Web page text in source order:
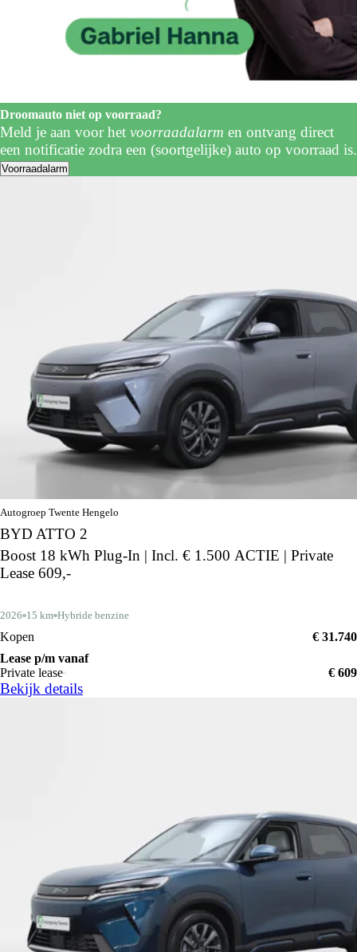
Droomauto niet op voorraad?
Meld je aan voor het voorraadalarm en ontvang direct
een notificatie zodra een (soortgelijke) auto op voorraad is.
Voorraadalarm
Autogroep Twente Hengelo
BYD ATTO 2
Boost 18 kWh Plug-In | Incl. € 1.500 ACTIE | Private
Lease 609,-
2026 15 km Hybride benzine
Kopen
€ 31.740
Lease p/m vanaf
Private lease
€ 609
Bekijk details